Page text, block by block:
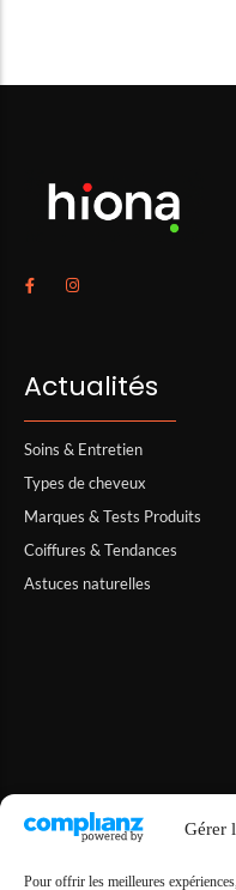
Gérer
Pour offrir les meilleures
Actualités
Soins & Entretien
Types de cheveux
Marques & Tests Produits
Coiffures & Tendances
Astuces naturelles
Informations
A propos de Hiona